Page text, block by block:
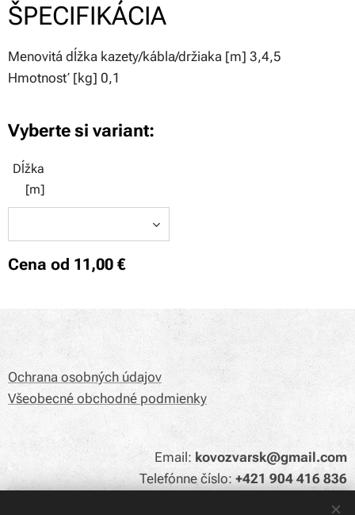
ŠPECIFIKÁCIA
Menovitá dĺžka kazety/kábla/držiaka [m] 3,4,5
Hmotnosť [kg] 0,1
Vyberte si variant:
Dĺžka
[m]
Cena od 11,00 €
Ochrana osobných údajov
Všeobecné obchodné podmienky
Email: kovozvarsk@gmail.com
Telefónne číslo:+421 904 416 836